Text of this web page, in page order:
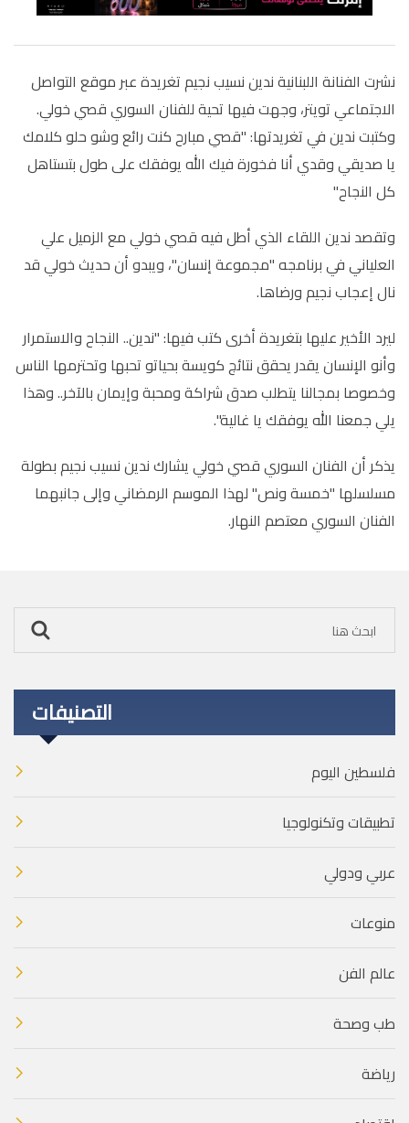
نشرت الفنانة اللبنانية ندين نسيب نجيم تغريدة عبر موقع التواصل
الاجتماعي تويتر، وجهت فيها تحية للفنان السوري قصي خولي.
وكتبت ندين في تغريدتها: "قصي مبارح كنت رائع وشو حلو كلامك
يا صديقي وقدي أنا فخورة فيك الله يوفقك على طول بتستاهل
كل النجاح"
وتقصد ندين اللقاء الذي أطل فيه قصي خولي مع الزميل علي
العلياني في برنامجه "مجموعة إنسان"، ويبدو أن حديث خولي قد
نال إعجاب نجيم ورضاها.
ليرد الأخير عليها بتغريدة أخرى كتب فيها: "ندين.. النجاح والاستمرار
وأنو الإنسان يقدر يحقق نتائج كويسة بحياتو تحبها وتحترمها الناس
وخصوصا بمجالنا يتطلب صدق شراكة ومحبة وإيمان بالآخر.. وهذا
يلي جمعنا الله يوفقك يا غالية".
يذكر أن الفنان السوري قصي خولي يشارك ندين نسيب نجيم بطولة
مسلسلها "خمسة ونص" لهذا الموسم الرمضاني وإلى جانبهما
الفنان السوري معتصم النهار.
التصنيفات
فلسطين اليوم
تطبيقات وتكنولوجيا
عربي ودولي
منوعات
عالم الفن
طب وصحة
رياضة